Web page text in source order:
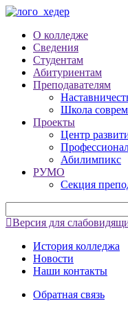
О колледже
Сведения
Студентам
Абитуриентам
Преподавателям
Школа
Проекты
Центр
Абилимпикс
РУМО
Секция
Версия для
История колледжа
Новости
Наши контакты
Обратная связь